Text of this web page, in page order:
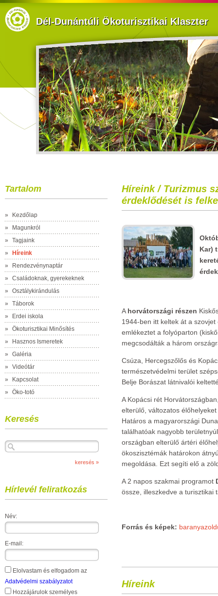
Dél-Dunántúli Ökoturisztikai Klaszter
Tartalom
»
Kezdőlap
»
Magunkról
»
Tagjaink
»
Híreink
»
Rendezvénynaptár
»
Családoknak, gyerekeknek
»
Osztálykirándulás
»
Táborok
»
Erdei iskola
»
Ökoturisztikai Minősítés
»
Hasznos Ismeretek
»
Galéria
»
Videótár
»
Kapcsolat
»
Öko-totó
Keresés
Hírlevél feliratkozás
Név:
E-mail:
Elolvastam és elfogadom az
Adatvédelmi szabályzatot
Hozzájárulok személyes
Híreink / Turizmus
érdeklődését is
Kar)
A horvátországi részen
1944-ben itt keltek át a
emlékeztet a folyóparton
megcsodálták a három
Csúza, Hercegszőlős és
természetvédelmi terület
Belje Borászat látnivalói
A Kopácsi rét
elterülő, változatos
Határos a magyarországi
találhatóak nagyobb
országban elterülő ártéri
ökoszisztémák határokon
megoldása. Ezt segíti elő a
A 2 napos szakmai programot
össze, illeszkedve a turisztikai
Forrás és képek:
Híreink